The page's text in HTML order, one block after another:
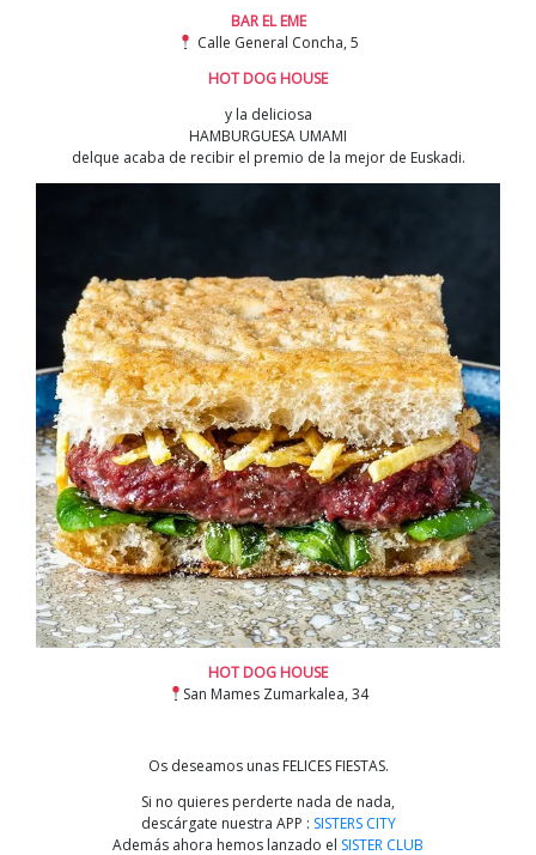
BAR EL EME
Calle General Concha, 5
HOT DOG HOUSE
y la deliciosa
HAMBURGUESA UMAMI
delque acaba de recibir el premio de la mejor de Euskadi.
HOT DOG HOUSE
San Mames Zumarkalea, 34
Os deseamos unas FELICES FIESTAS.
Si no quieres perderte nada de nada,
descárgate nuestra APP : SISTERS CITY
Además ahora hemos lanzado el SISTER CLUB